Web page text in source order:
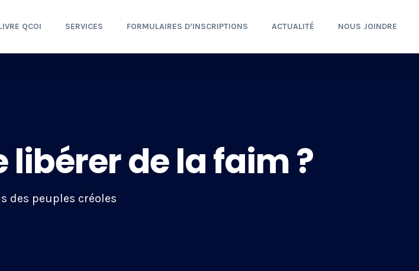
QCOI SERVICES FORMULAIRES D’INSCRIPTIONS ACTUALITÉ NOUS JOINDRE
de la faim ?
des peuples créoles